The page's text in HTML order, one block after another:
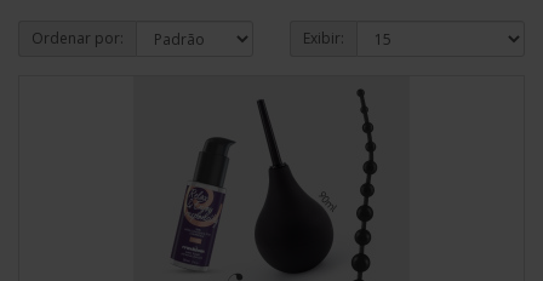
Ordenar por: Exibir: